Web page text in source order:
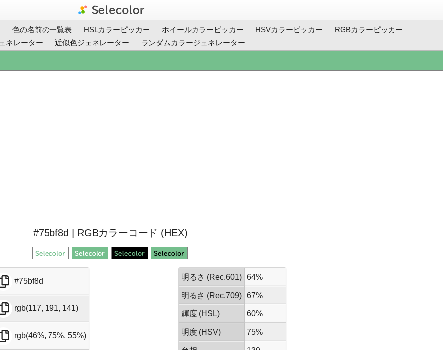
色の名前の一覧表 HSLカラーピッカー ホイールカラーピッカー HSVカラーピッカー
RGBカラーピッカー
ネレーター
近似色ジェネレーター ランダムカラージェネレーター
#75bf8d | RGBカラーコード (HEX)
#75bf8d
rgb(117, 191, 141)
rgb(46%, 75%, 55%)
明るさ (Rec.601) 64%
明るさ (Rec.709) 67%
輝度 (HSL) 60%
明度 (HSV) 75%